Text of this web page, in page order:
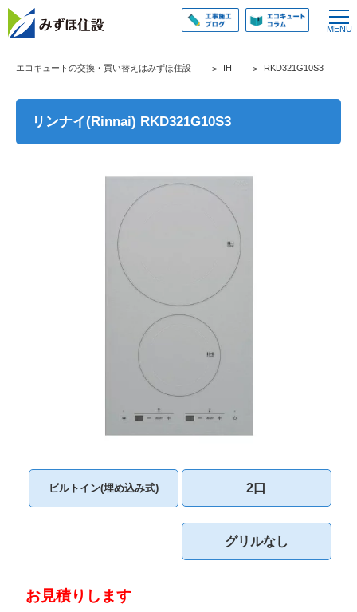
エコキュートの交換・買い替えはみずほ住設 IH RKD321G10S3
リンナイ(Rinnai) RKD321G10S3
ビルトイン(埋め込み式) 2口
グリルなし
お見積りします